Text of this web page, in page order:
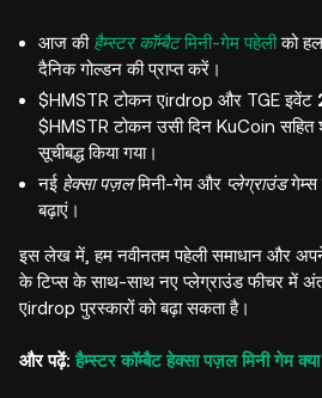
आज की हैम्स्टर कॉम्बैटमिनी-गेम पहेलीको
दैनिक गोल्डन की प्राप्त करें।
$HMSTR टोकन एirdrop और TGE इवेंट
$HMSTR टोकन उसी दिन KuCoin सहित
सूचीबद्ध किया गया।
नई हेक्सा पज़लमिनी-गेम और प्लेग्राउंडगेम्स
बढ़ाएं।
इस लेख में, हम नवीनतम पहेली समाधान और
के टिप्स के साथ-साथ नए प्लेग्राउंड फीचर में
एirdrop पुरस्कारों को बढ़ा सकता है।
और पढ़ें: हैम्स्टर कॉम्बैट हेक्सा पज़ल मिनी गेम